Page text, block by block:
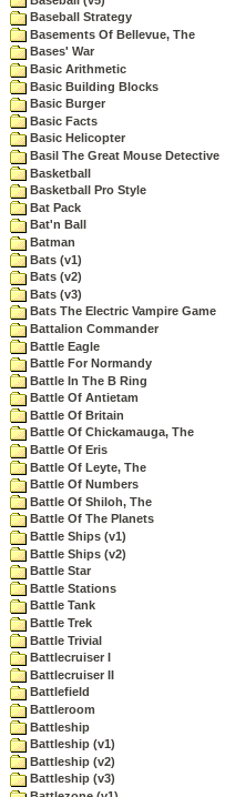
Baseball Strategy
Basements Of Bellevue, The
Bases' War
Basic Arithmetic
Basic Building Blocks
Basic Burger
Basic Facts
Basic Helicopter
Basil The Great Mouse Detective
Basketball
Basketball Pro Style
Bat Pack
Bat'n Ball
Batman
Bats (v1)
Bats (v2)
Bats (v3)
Bats The Electric Vampire Game
Battalion Commander
Battle Eagle
Battle For Normandy
Battle In The B Ring
Battle Of Antietam
Battle Of Britain
Battle Of Chickamauga, The
Battle Of Eris
Battle Of Leyte, The
Battle Of Numbers
Battle Of Shiloh, The
Battle Of The Planets
Battle Ships (v1)
Battle Ships (v2)
Battle Star
Battle Stations
Battle Tank
Battle Trek
Battle Trivial
Battlecruiser I
Battlecruiser II
Battlefield
Battleroom
Battleship
Battleship (v1)
Battleship (v2)
Battleship (v3)